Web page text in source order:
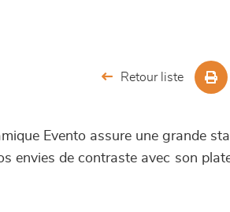
Retour liste
Evento assure une grande
envies de contraste avec son